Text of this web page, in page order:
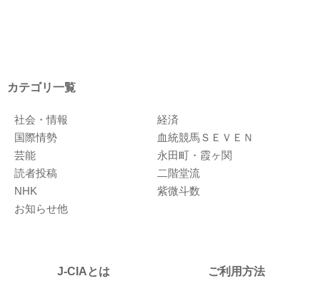
カテゴリ一覧
社会・情報
経済
国際情勢
血統競馬ＳＥＶＥＮ
芸能
永田町・霞ヶ関
読者投稿
二階堂流
NHK
紫微斗数
お知らせ他
J-CIAとは ご利用方法